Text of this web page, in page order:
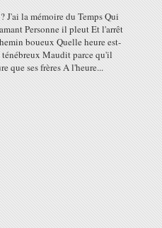
J'ai la mémoire du Temps Qui
Personne il pleut Et l'arrêt
boueux Quelle heure est-
ténébreux Maudit parce qu'il
que ses frères A l'heure...